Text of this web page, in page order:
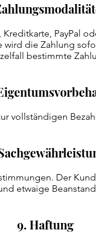
PayPal
die Zahlung
bestimmte
vollständigen
Der
etwaige
9. Haftung